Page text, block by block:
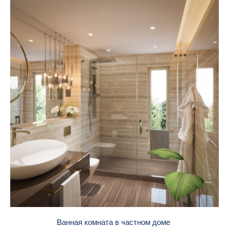
Ванная комната в частном доме